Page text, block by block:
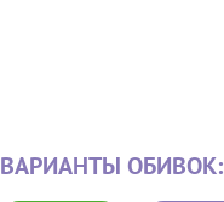
ВАРИАНТЫ ОБИВОК: